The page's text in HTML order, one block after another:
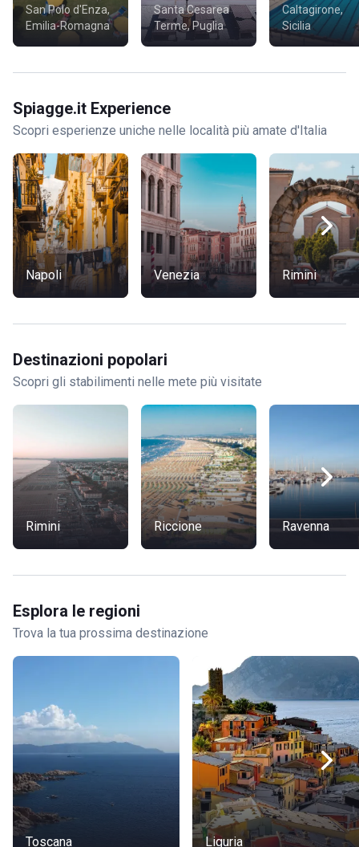
San Polo d'Enza,
Emilia-Romagna
Santa Cesarea
Terme, Puglia
Caltagirone,
Sicilia
Spiagge.it Experience
Scopri esperienze uniche nelle località più amate d'Italia
Napoli Venezia Rimini
Destinazioni popolari
Scopri gli stabilimenti nelle mete più visitate
Rimini Riccione Ravenna
Esplora le regioni
Trova la tua prossima destinazione
Toscana Liguria